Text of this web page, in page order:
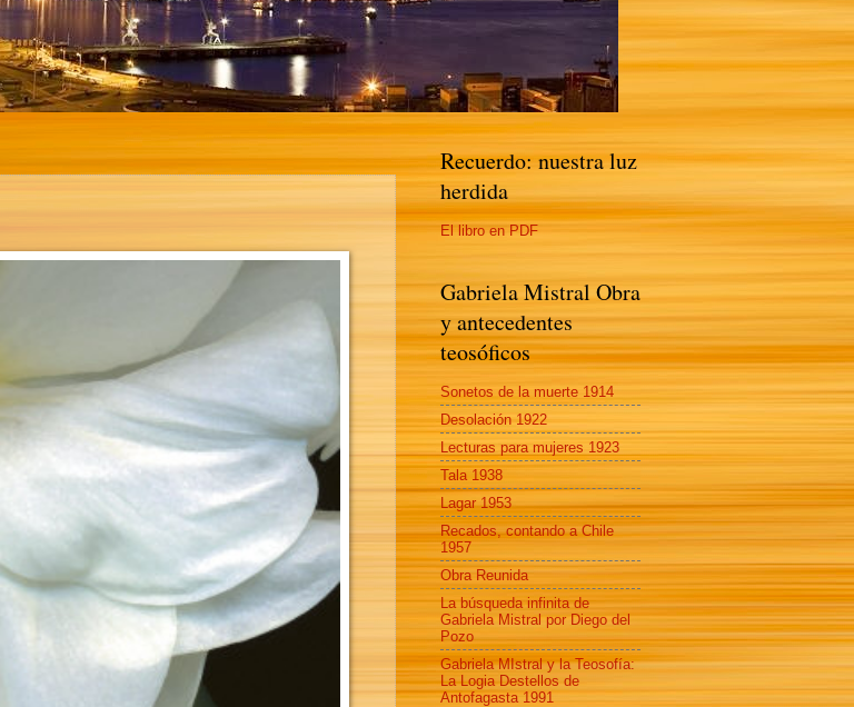
Recuerdo: nuestra luz
herdida
El libro en PDF
Gabriela Mistral Obra
y antecedentes
teosóficos
Sonetos de la muerte 1914
Desolación 1922
Lecturas para mujeres 1923
Tala 1938
Lagar 1953
Recados, contando a Chile
1957
Obra Reunida
La búsqueda infinita de
Gabriela Mistral por Diego del
Pozo
Gabriela MIstral y la Teosofía:
La Logia Destellos de
Antofagasta 1991